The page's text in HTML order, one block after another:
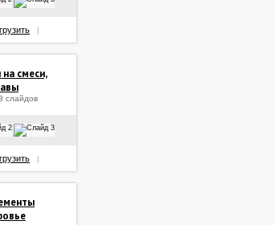
смеси,
слайдов